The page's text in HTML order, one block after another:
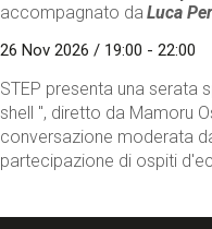
accompagnato da Luca
26 Nov 2026 / 19:00 - 22:00
STEP presenta una serata
shell ", diretto da Mamoru
conversazione moderata
partecipazione di ospiti